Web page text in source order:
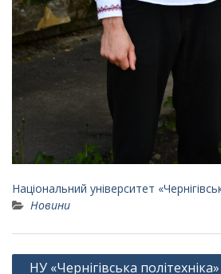
Національний університет
Новини
НУ «Чернігівська